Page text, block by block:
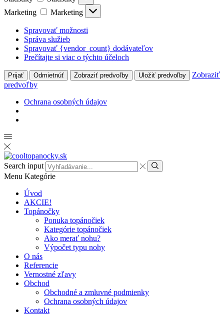
Marketing
Marketing
Spravovať možnosti
Správa služieb
Spravovať {vendor_count} dodávateľov
Prečítajte si viac o týchto účeloch
Prijať Odmietnúť Zobraziť predvoľby Uložiť predvoľby
Zobraziť
predvoľby
Ochrana osobných údajov
Search input
Menu Kategórie
Úvod
AKCIE!
Topánočky
Ponuka topánočiek
Kategórie topánočiek
Ako merať nohu?
Výpočet typu nohy
O nás
Referencie
Vernostné zľavy
Obchod
Obchodné a zmluvné podmienky
Ochrana osobných údajov
Kontakt